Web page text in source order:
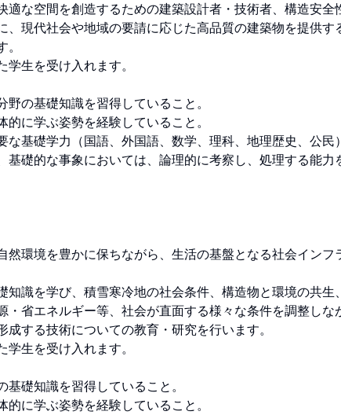
な空間を創造するための建築設計者・技術者、構造安全
現代社会や地域の要請に応じた高品質の建築物を提供す
生を受け入れます。
の基礎知識を習得していること。
に学ぶ姿勢を経験していること。
な基礎学力（国語、外国語、数学、理科、地理歴史、公民
礎的な事象においては、論理的に考察し、処理する能力
環境を豊かに保ちながら、生活の基盤となる社会インフ
識を学び、積雪寒冷地の社会条件、構造物と環境の共生
省エネルギー等、社会が直面する様々な条件を調整しな
する技術についての教育・研究を行います。
生を受け入れます。
礎知識を習得していること。
に学ぶ姿勢を経験していること。